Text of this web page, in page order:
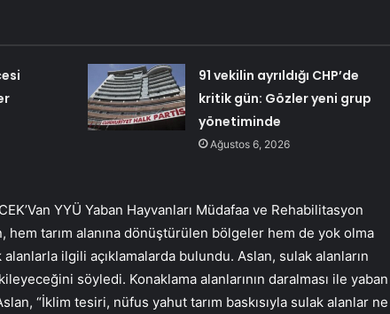
91 vekilin ayrıldığı CHP’de
kritik gün: Gözler yeni grup
yönetiminde
Ağustos 6, 2026
YYÜ Yaban Hayvanları Müdafaa ve Rehabilitasyon
hem tarım alanına dönüştürülen bölgeler hem de yok olma
ilgili açıklamalarda bulundu. Aslan, sulak alanların
söyledi. Konaklama alanlarının daralması ile yaban
“İklim tesiri, nüfus yahut tarım baskısıyla sulak alanlar ne